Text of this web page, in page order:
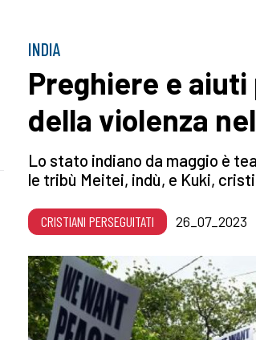
INDIA
Preghiere e
della violenza
Lo stato indiano da maggio è
le tribù Meitei, indù, e Kuki,
CRISTIANI PERSEGUITATI 26_07_2023